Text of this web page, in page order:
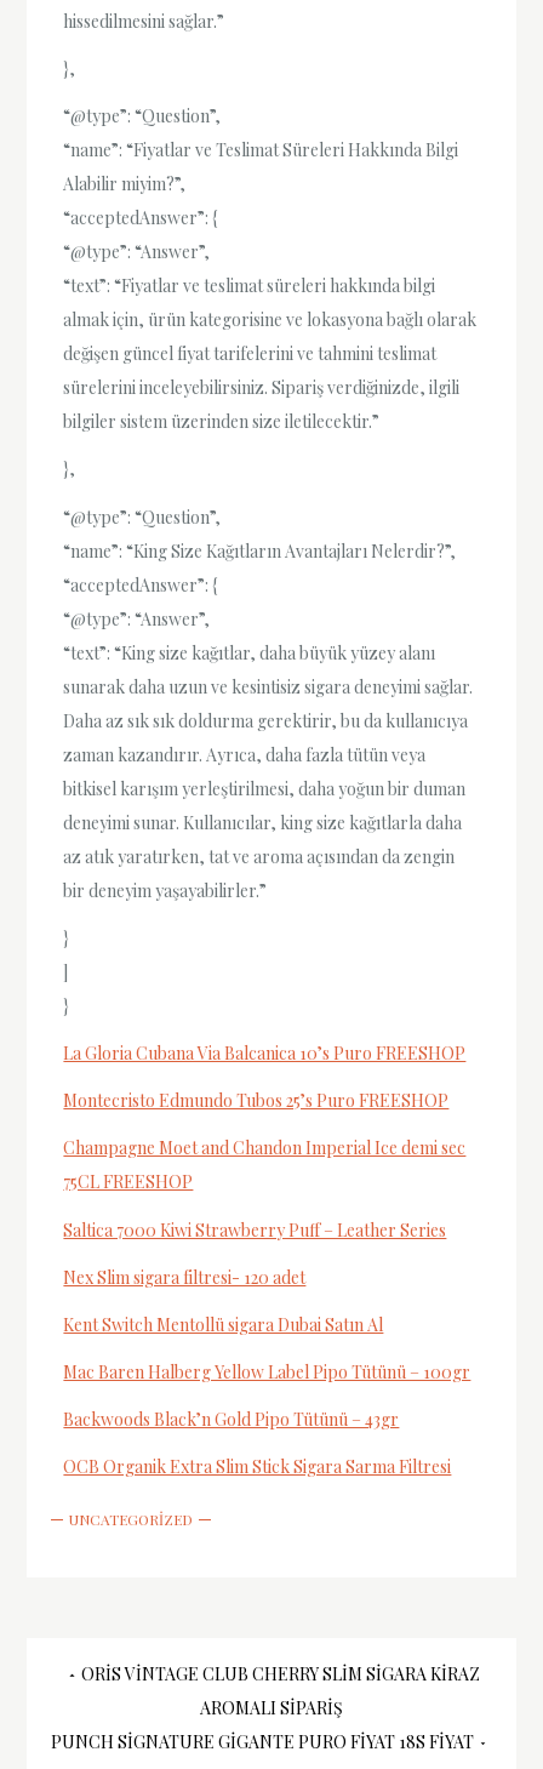
hissedilmesini sağlar.”
},
“@type”: “Question”,
“name”: “Fiyatlar ve Teslimat Süreleri Hakkında Bilgi
Alabilir miyim?”,
“acceptedAnswer”: {
“@type”: “Answer”,
“text”: “Fiyatlar ve teslimat süreleri hakkında bilgi
almak için, ürün kategorisine ve lokasyona bağlı olarak
değişen güncel fiyat tarifelerini ve tahmini teslimat
sürelerini inceleyebilirsiniz. Sipariş verdiğinizde, ilgili
bilgiler sistem üzerinden size iletilecektir.”
},
“@type”: “Question”,
“name”: “King Size Kağıtların Avantajları Nelerdir?”,
“acceptedAnswer”: {
“@type”: “Answer”,
“text”: “King size kağıtlar, daha büyük yüzey alanı
sunarak daha uzun ve kesintisiz sigara deneyimi sağlar.
Daha az sık sık doldurma gerektirir, bu da kullanıcıya
zaman kazandırır. Ayrıca, daha fazla tütün veya
bitkisel karışım yerleştirilmesi, daha yoğun bir duman
deneyimi sunar. Kullanıcılar, king size kağıtlarla daha
az atık yaratırken, tat ve aroma açısından da zengin
bir deneyim yaşayabilirler.”
}
]
}
La Gloria Cubana Via Balcanica 10’s Puro FREESHOP
Montecristo Edmundo Tubos 25’s Puro FREESHOP
Champagne Moet and Chandon Imperial Ice demi sec
75CL FREESHOP
Saltica 7000 Kiwi Strawberry Puff – Leather Series
Nex Slim sigara filtresi- 120 adet
Kent Switch Mentollü sigara Dubai Satın Al
Mac Baren Halberg Yellow Label Pipo Tütünü – 100gr
Backwoods Black’n Gold Pipo Tütünü – 43gr
OCB Organik Extra Slim Stick Sigara Sarma Filtresi
UNCATEGORIZED
Yazı
gezinmesi
ORIS VINTAGE CLUB CHERRY SLIM SIGARA KIRAZ
AROMALI SIPARIŞ
PUNCH SIGNATURE GIGANTE PURO FIYAT 18S FIYAT